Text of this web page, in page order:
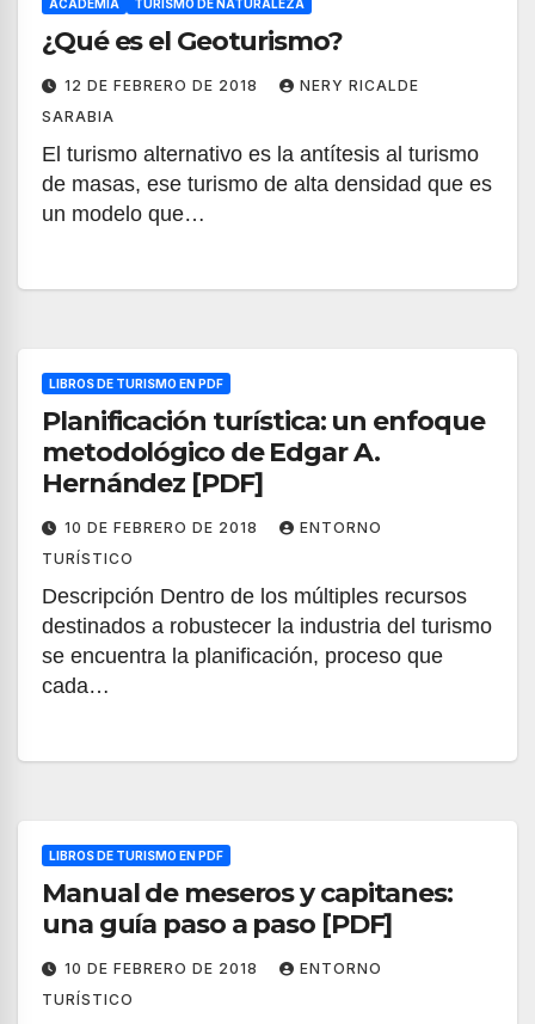
ACADEMIA TURISMO DE NATURALEZA
¿Qué es el Geoturismo?
12 DE FEBRERO DE 2018
NERY RICALDE
SARABIA
El turismo alternativo es la antítesis al turismo
de masas, ese turismo de alta densidad que es
un modelo que…
LIBROS DE TURISMO EN PDF
Planificación turística: un enfoque
metodológico de Edgar A.
Hernández [PDF]
10 DE FEBRERO DE 2018
ENTORNO
TURÍSTICO
Descripción Dentro de los múltiples recursos
destinados a robustecer la industria del turismo
se encuentra la planificación, proceso que
cada…
LIBROS DE TURISMO EN PDF
Manual de meseros y capitanes:
una guía paso a paso [PDF]
10 DE FEBRERO DE 2018
ENTORNO
TURÍSTICO